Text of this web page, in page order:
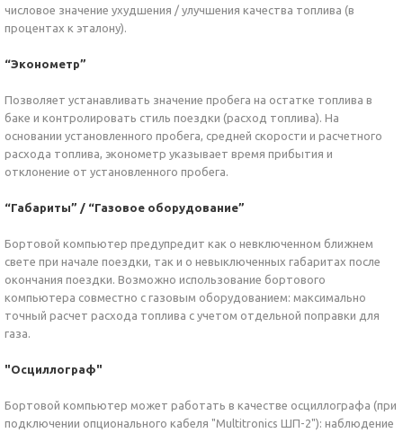
числовое значение ухудшения / улучшения качества топлива (в
процентах к эталону).
“Эконометр”
Позволяет устанавливать значение пробега на остатке топлива в
баке и контролировать стиль поездки (расход топлива). На
основании установленного пробега, средней скорости и расчетного
расхода топлива, эконометр указывает время прибытия и
отклонение от установленного пробега.
“Габариты” / “Газовое оборудование”
Бортовой компьютер предупредит как о невключенном ближнем
свете при начале поездки, так и о невыключенных габаритах после
окончания поездки. Возможно использование бортового
компьютера совместно с газовым оборудованием: максимально
точный расчет расхода топлива с учетом отдельной поправки для
газа.
"Осциллограф"
Бортовой компьютер может работать в качестве осциллографа (при
подключении опционального кабеля "Multitronics ШП-2"): наблюдение